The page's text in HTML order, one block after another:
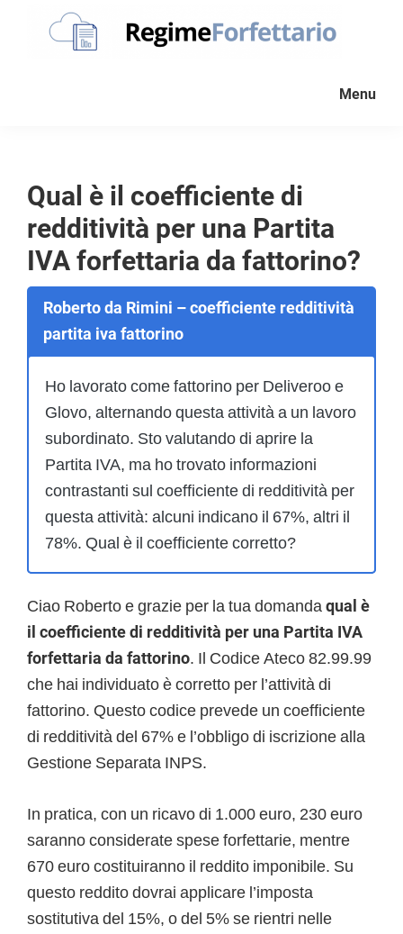
partita
Iva
forfettaria
Menu
Qual è il coefficiente di
redditività per una Partita
IVA forfettaria da fattorino?
Roberto da Rimini – coefficiente redditività
partita iva fattorino
Ho lavorato come fattorino per Deliveroo e
Glovo, alternando questa attività a un lavoro
subordinato. Sto valutando di aprire la
Partita IVA, ma ho trovato informazioni
contrastanti sul coefficiente di redditività per
questa attività: alcuni indicano il 67%, altri il
78%. Qual è il coefficiente corretto?
Ciao Roberto e grazie per la tua domandaqual è
il coefficiente di redditività per una Partita IVA
forfettaria da fattorino. Il Codice Ateco 82.99.99
che hai individuato è corretto per l’attività di
fattorino. Questo codice prevede un coefficiente
di redditività del 67% e l’obbligo di iscrizione alla
Gestione Separata INPS.
In pratica, con un ricavo di 1.000 euro, 230 euro
saranno considerate spese forfettarie, mentre
670 euro costituiranno il reddito imponibile. Su
questo reddito dovrai applicare l’imposta
sostitutiva del 15%, o del 5% se rientri nelle